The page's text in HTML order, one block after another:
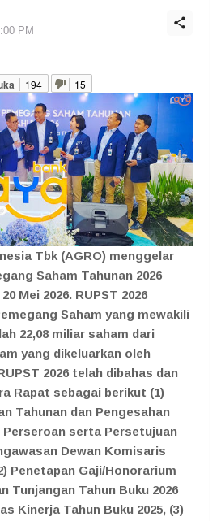
PM
194 15
Tbk (AGRO) menggelar
Saham Tahunan 2026
Mei 2026. RUPST 2026
Saham yang mewakili
22,08 miliar saham dari
yang dikeluarkan oleh
2026 telah dibahas dan
Rapat sebagai berikut (1)
Tahunan dan Pengesahan
Perseroan serta Persetujuan
Dewan Komisaris
Penetapan Gaji/Honorarium
Tunjangan Tahun Buku 2026
Kinerja Tahun Buku 2025, (3)